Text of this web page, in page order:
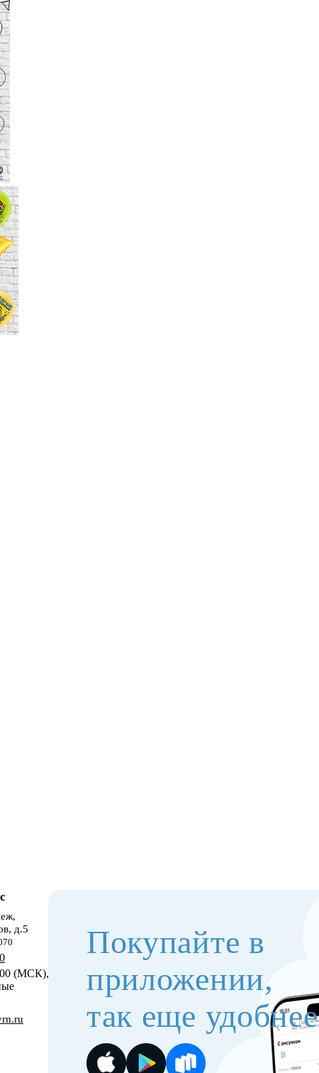
д.5
(МСК),
Покупайте в
приложении,
так еще удобнее